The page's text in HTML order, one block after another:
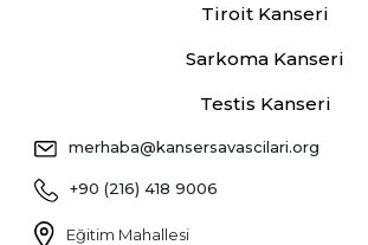
Tiroit Kanseri
Sarkoma Kanseri
Testis Kanseri
merhaba@kansersavascilari.org
+90 (216) 418 9006
Eğitim Mahallesi